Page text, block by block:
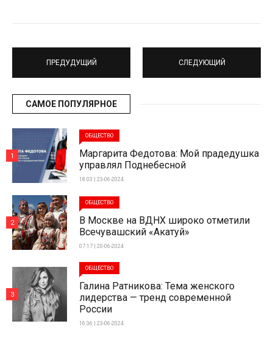
ПРЕДУДУЩИЙ СЛЕДУЮЩИЙ
САМОЕ ПОПУЛЯРНОЕ
ОБЩЕСТВО
Маргарита Федотова: Мой прадедушка
управлял Поднебесной
18:03 | 23-06-2024
1
ОБЩЕСТВО
В Москве на ВДНХ широко отметили
Всечувашский «Акатуй»
07:17 | 20-06-2024
2
ОБЩЕСТВО
Галина Ратникова: Тема женского
лидерства — тренд современной
России
16:36 | 23-06-2024
3